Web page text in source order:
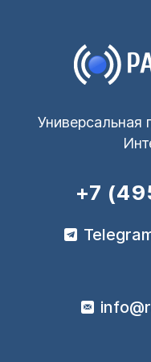
Универсальная
+7